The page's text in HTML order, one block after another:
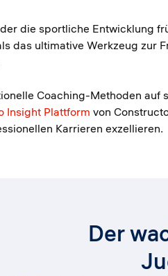
die sportliche Entwicklung
das ultimative Werkzeug zur
Coaching-Methoden auf
Insight Plattform von
Karrieren exzellieren.
Der